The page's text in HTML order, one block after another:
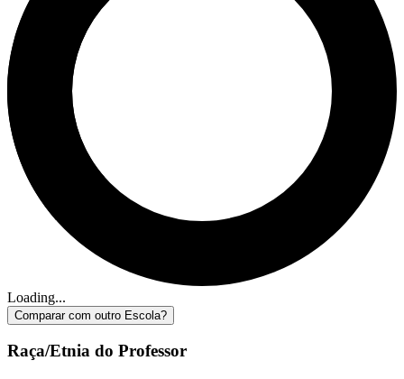
Loading...
Comparar com outro Escola?
Raça/Etnia do Professor